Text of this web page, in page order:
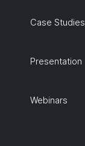
Case Studies
Presentation
Webinars